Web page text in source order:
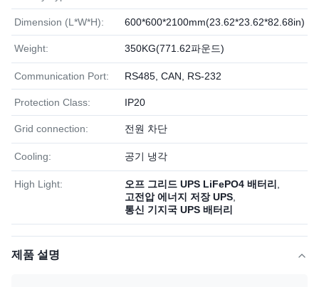
Dimension (L*W*H): 600*600*2100mm(23.62*23.62*82.68in)
Weight: 350KG(771.62파운드)
Communication Port: RS485, CAN, RS-232
Protection Class: IP20
Grid connection: 전원 차단
Cooling: 공기 냉각
High Light: 오프 그리드 UPS LiFePO4 배터리
고전압 에너지 저장 UPS
통신 기지국 UPS 배터리
제품 설명